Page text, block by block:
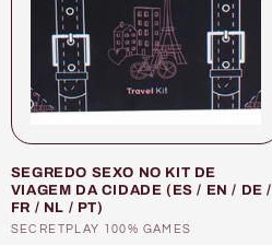
SEGREDO SEXO NO KIT DE
VIAGEM DA CIDADE (ES / EN / DE /
FR / NL / PT)
Fornecedor:
SECRETPLAY 100% GAMES